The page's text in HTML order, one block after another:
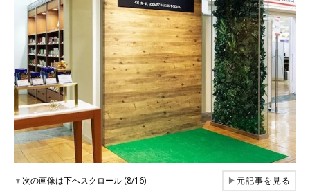
▼次の画像は下へスクロール (8/16) ▶元記事を見る